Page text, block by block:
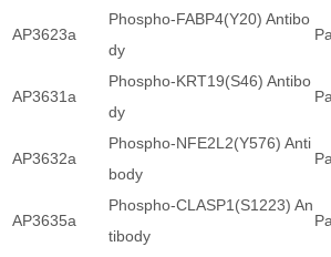
AP3623a
Phospho-FABP4(Y20) Antibo
dy
AP3631a
Phospho-KRT19(S46) Antibo
dy
AP3632a
Phospho-NFE2L2(Y576) Anti
body
AP3635a
Phospho-CLASP1(S1223) An
tibody